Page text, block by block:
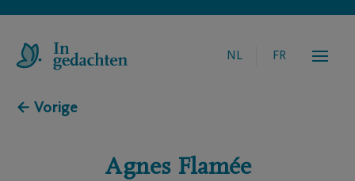
NL FR
← Vorige
Agnes Flamée